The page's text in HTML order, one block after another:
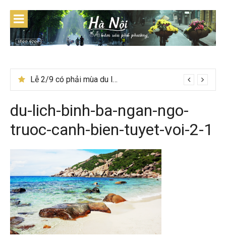
content
Lễ 2/9 có phải mùa du lịch Hà Giang đẹp không?
du-lich-binh-ba-ngan-ngo-
truoc-canh-bien-tuyet-voi-2-1